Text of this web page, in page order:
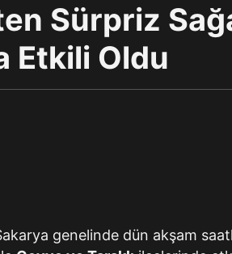
Sürpriz
Etkili Oldu
genelinde dün akşam